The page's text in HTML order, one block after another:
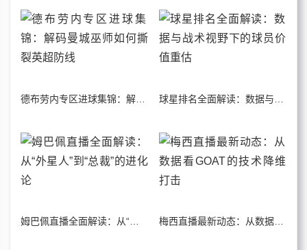
姆巴佩直播全面解读：从“外星人”到“总裁”的进化论 梅西直播最新动态：从数据看GOAT的技术降维打击